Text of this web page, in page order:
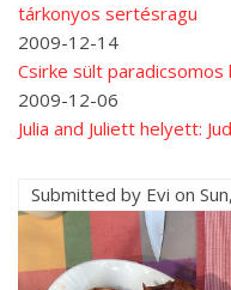
tárkonyos sertésragu
2009-12-14
Csirke sült
2009-12-06
Julia and Juliett helyett:
Submitted by Evi on